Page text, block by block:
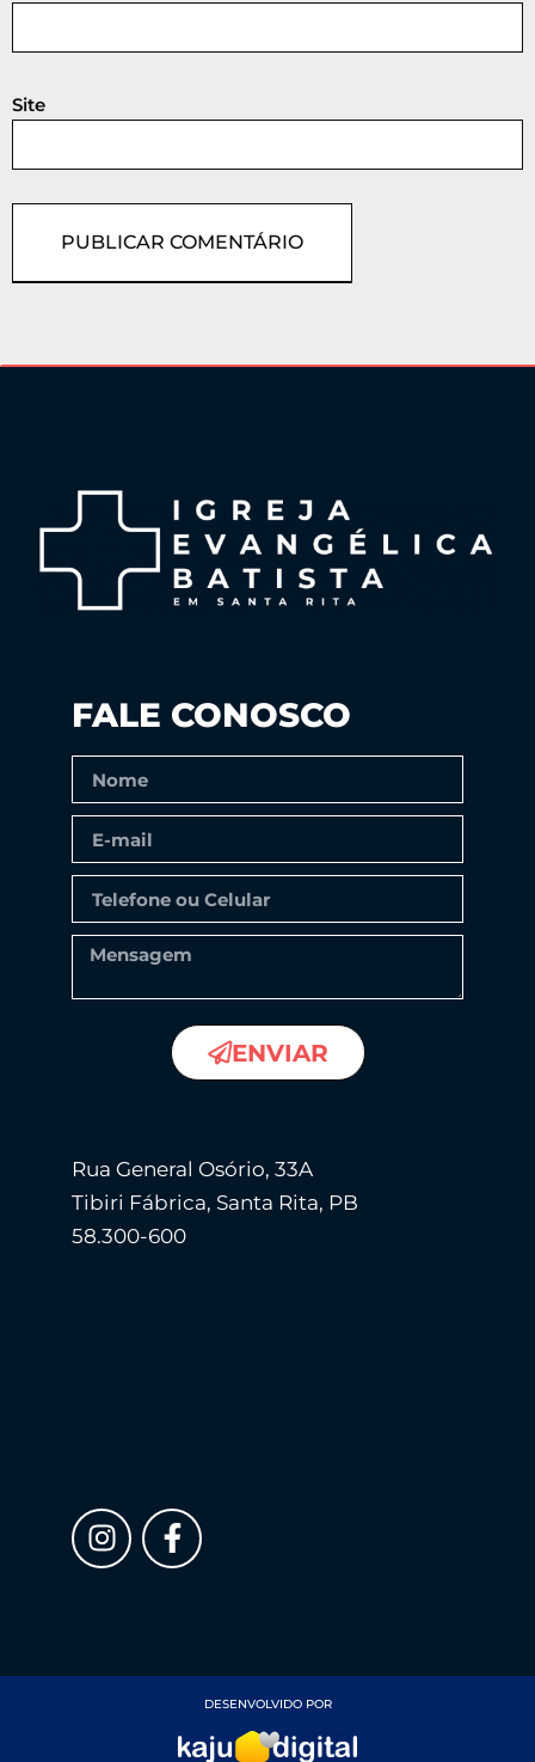
Site
Rua General Osório, 33A
Tibiri Fábrica, Santa Rita, PB
58.300-600
FALE CONOSCO
ENVIAR
DESENVOLVIDO POR